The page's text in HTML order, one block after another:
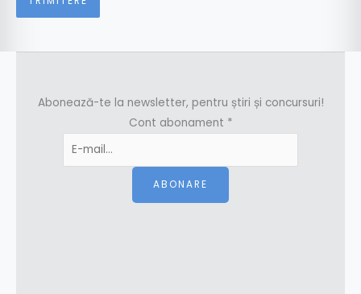
Abonează-te la newsletter, pentru știri și concursuri!
Cont abonament *
ABONARE